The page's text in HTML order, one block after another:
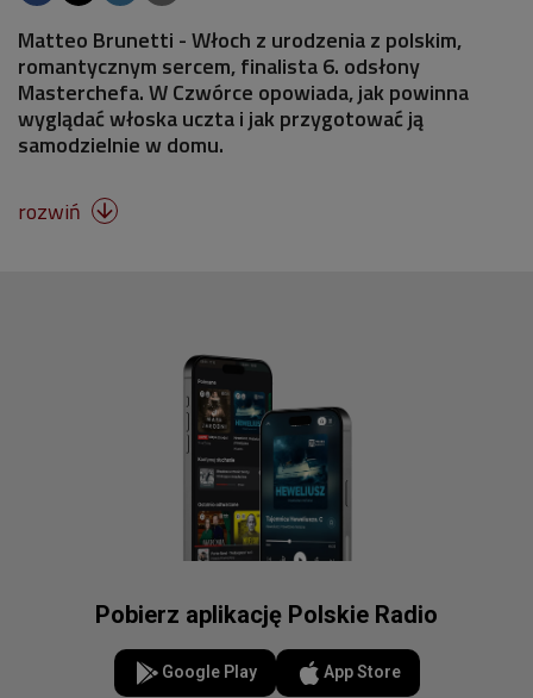
Matteo Brunetti - Włoch z urodzenia z polskim,
romantycznym sercem, finalista 6. odsłony
Masterchefa. W Czwórce opowiada, jak powinna
wyglądać włoska uczta i jak przygotować ją
samodzielnie w domu.
rozwiń 
Pobierz aplikację Polskie Radio
Google Play App Store